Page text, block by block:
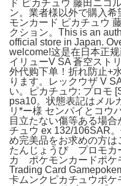
ド ピカチュウ 藤田ニコ
ン。業者様以外で購入
モンカード ピカチュウ
クション。This is an
official store in Japan.
welcome!这是在日本正
イリューV SA 蒼空スト
外代购下单！折れ防止+
ります。レックウザ V
い。ピカチュウ: プロモ
psa10。状態表記はメル
リ*ー様 センパイとコウ
目立たない傷等ある場
チュウ ex 132/106SAR
め完美品をお求めの方
たんじょうび プロモカ
カ ポケモンカードポケ
Trading Card
卡ムンクピカチュウポ